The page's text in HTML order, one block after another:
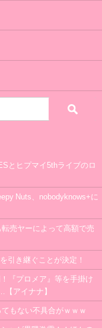
とヒプマイ5thライブのロ
Nuts、nobodyknows+に
売ヤーによって高額で売
引き継ぐことが決定！
『プロメア』等を手掛け
アイナナ】
もない不具合がｗｗｗ